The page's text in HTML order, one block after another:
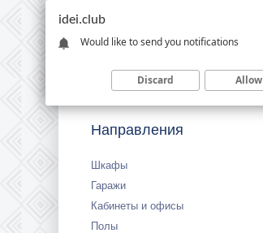
Idei
Направления
Шкафы
Гаражи
Кабинеты и офисы
Полы
idei.club
Would like to send you notifications
Discard Allow